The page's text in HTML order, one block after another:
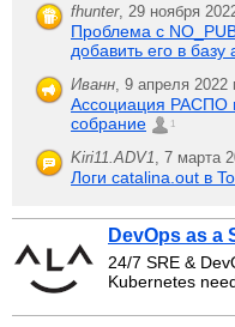
fhunter, 29 ноября
Проблема с
добавить его в базу
Иванн 9 апреля 2022
Ассоциация РАСПО
собрание
1
Kiri11.ADV1 7 марта
Логи catalina.out в
DevOps as a
24/7 SRE &
Kubernetes